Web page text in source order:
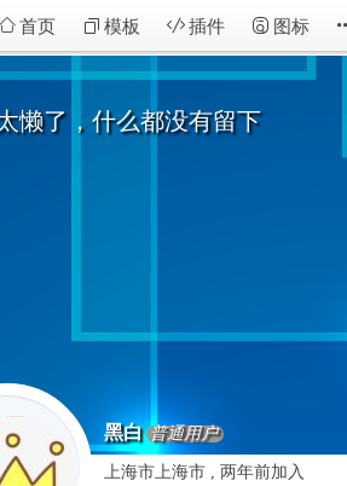
首页 模板 插件 图标
懒了，什么都没有留下
黑白 普通用户
上海市上海市 , 两年前加入